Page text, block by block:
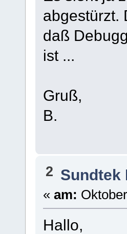
abgestürzt.
daß
ist ...
Gruß,
B.
2 Sundtek
« am:
Hallo,